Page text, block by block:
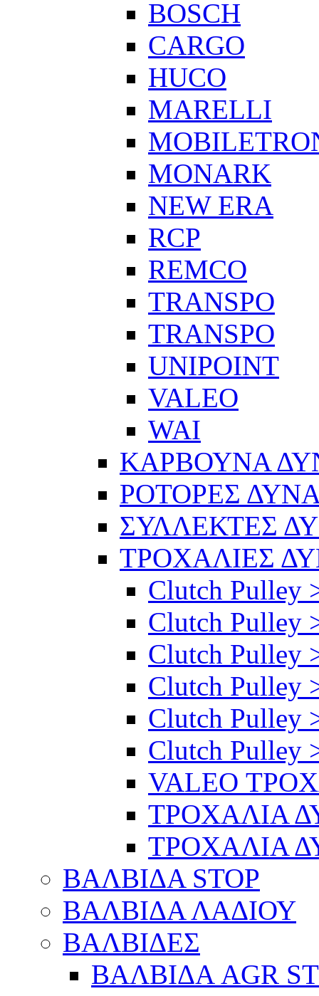
BOSCH
CARGO
HUCO
MARELLI
MONARK
NEW ERA
RCP
REMCO
TRANSPO
TRANSPO
UNIPOINT
VALEO
WAI
ΚΑΡΒΟΥΝΑ
ΡΟΤΟΡΕΣ
ΣΥΛΛΕΚΤΕΣ
ΤΡΟΧΑΛΙΕΣ
Clutch Pulley
Clutch Pulley
Clutch Pulley
Clutch Pulley
Clutch Pulley
Clutch Pulley
VALEO
ΤΡΟΧΑΛΙΑ
ΤΡΟΧΑΛΙΑ
ΒΑΛΒΙΔΑ STOP
ΒΑΛΒΙΔΑ ΛΑΔΙΟΥ
ΒΑΛΒΙΔΕΣ
ΒΑΛΒΙΔΑ AGR